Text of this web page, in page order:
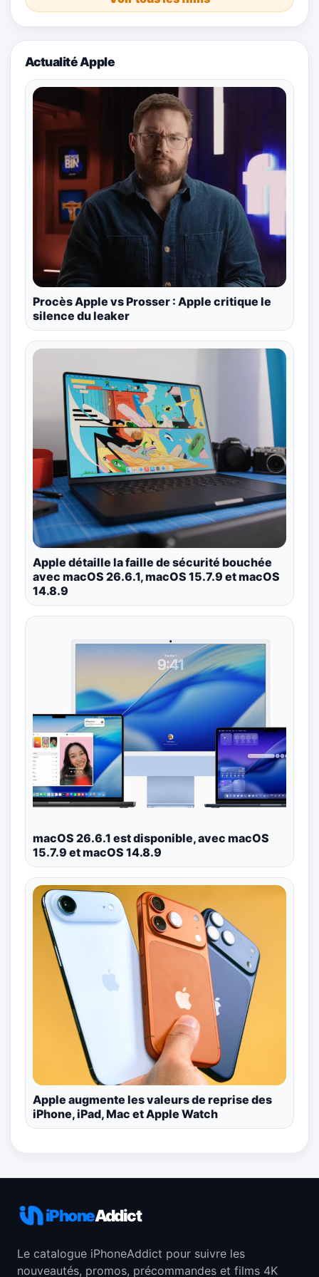
Actualité Apple
Procès Apple vs Prosser : Apple critique le
silence du leaker
Apple détaille la faille de sécurité bouchée
avec macOS 26.6.1, macOS 15.7.9 et macOS
14.8.9
macOS 26.6.1 est disponible, avec macOS
15.7.9 et macOS 14.8.9
Apple augmente les valeurs de reprise des
iPhone, iPad, Mac et Apple Watch
iPhoneAddict
Le catalogue iPhoneAddict pour suivre les
nouveautés, promos, précommandes et films 4K